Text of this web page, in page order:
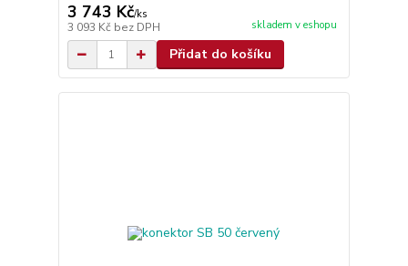
3 743 Kč/ks
3 093 Kč bez DPH skladem v eshopu
Přidat do košíku